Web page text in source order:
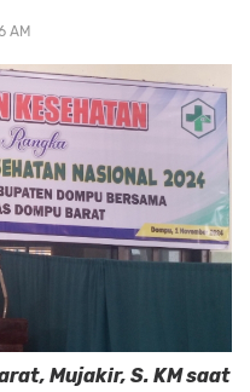
AM
Mujakir, S. KM saat